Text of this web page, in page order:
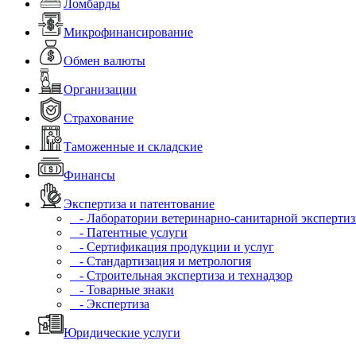
Ломбарды
Микрофинансирование
Обмен валюты
Организации
Страхование
Таможенные и складские
Финансы
Экспертиза и патентование
- Лаборатории ветеринарно-санитарной
- Патентные услуги
- Сертификация продукции и услуг
- Стандартизация и метрология
- Строительная экспертиза и технадзор
- Товарные знаки
- Экспертиза
Юридические услуги